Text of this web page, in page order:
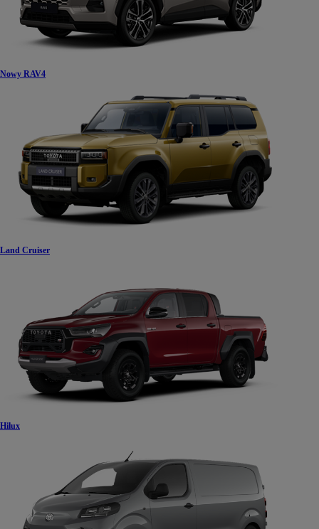
Nowy RAV4
Land Cruiser
Hilux